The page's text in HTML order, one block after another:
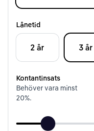
Lånetid
2 år 3 år
Kontantinsats
Behöver vara minst
20%.